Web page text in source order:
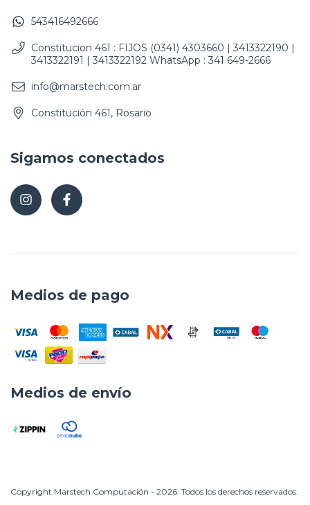
543416492666
Constitucion 461 : FIJOS (0341) 4303660 | 3413322190 |
3413322191 | 3413322192 WhatsApp : 341 649-2666
info@marstech.com.ar
Constitución 461, Rosario
Sigamos conectados
Medios de pago
Medios de envío
Copyright Marstech Computación - 2026. Todos los derechos reservados.